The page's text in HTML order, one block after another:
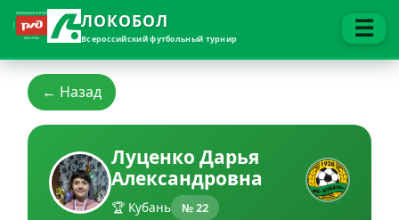
ЛОКОБОЛ
Всероссийский футбольный турнир ☰
← Назад
Луценко Дарья
Александровна
🏆 Кубань № 22